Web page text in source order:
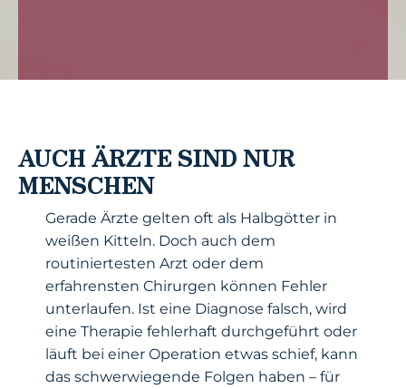
AUCH ÄRZTE SIND NUR
MENSCHEN
Gerade Ärzte gelten oft als Halbgötter in
weißen Kitteln. Doch auch dem
routiniertesten Arzt oder dem
erfahrensten Chirurgen können Fehler
unterlaufen. Ist eine Diagnose falsch, wird
eine Therapie fehlerhaft durchgeführt oder
läuft bei einer Operation etwas schief, kann
das schwerwiegende Folgen haben – für